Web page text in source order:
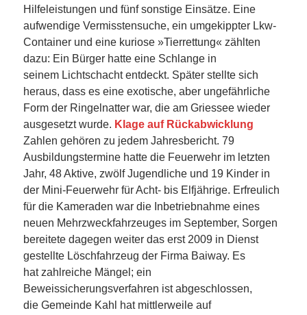
Hilfeleistungen und fünf sonstige Einsätze. Eine
aufwendige Vermisstensuche, ein umgekippter Lkw-
Container und eine kuriose »Tierrettung« zählten
dazu: Ein Bürger hatte eine Schlange in
seinem Lichtschacht entdeckt. Später stellte sich
heraus, dass es eine exotische, aber ungefährliche
Form der Ringelnatter war, die am Griessee wieder
ausgesetzt wurde. Klage auf Rückabwicklung
Zahlen gehören zu jedem Jahresbericht. 79
Ausbildungstermine hatte die Feuerwehr im letzten
Jahr, 48 Aktive, zwölf Jugendliche und 19 Kinder in
der Mini-Feuerwehr für Acht- bis Elfjährige. Erfreulich
für die Kameraden war die Inbetriebnahme eines
neuen Mehrzweckfahrzeuges im September, Sorgen
bereitete dagegen weiter das erst 2009 in Dienst
gestellte Löschfahrzeug der Firma Baiway. Es
hat zahlreiche Mängel; ein
Beweissicherungsverfahren ist abgeschlossen,
die Gemeinde Kahl hat mittlerweile auf